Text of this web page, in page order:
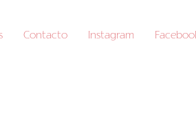
Contacto Instagram